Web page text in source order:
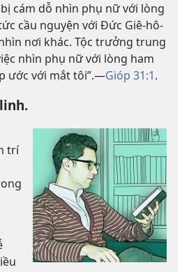
cám dỗ nhìn phụ nữ với lòng
cầu nguyện với Đức Giê-hô-
nơi khác. Tộc trưởng trung
nhìn phụ nữ với lòng ham
ước với mắt tôi”.—Gióp 31:1.
trí